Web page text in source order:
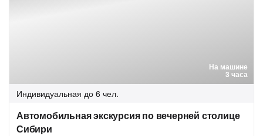
На машине
3 часа
Индивидуальная до 6 чел.
Автомобильная экскурсия по вечерней столице
Сибири